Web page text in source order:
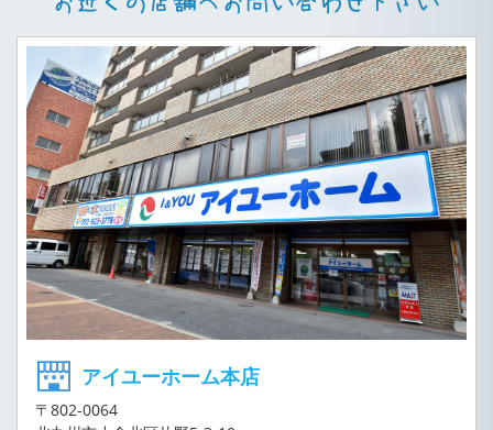
アイユーホーム本店
〒802-0064